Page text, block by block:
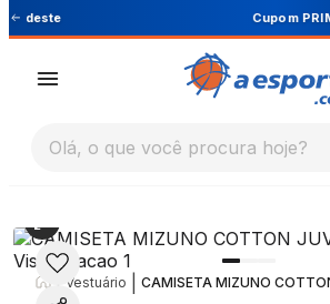
Cupom PRIMEIRA10 para
Olá, o que você procura hoje?
Vestuário CAMISETA MIZUNO